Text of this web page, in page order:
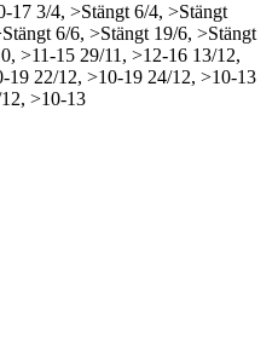
17 3/4, >Stängt 6/4, >Stängt
6/6, >Stängt 19/6, >Stängt
>11-15 29/11, >12-16 13/12,
19 22/12, >10-19 24/12, >10-13
>10-13